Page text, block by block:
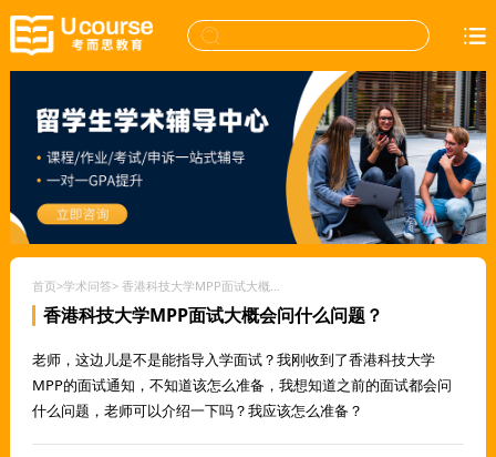
首页>学术问答> 香港科技大学MPP面试大概会问什么问题？
香港科技大学MPP面试大概会问什么问题？
老师，这边儿是不是能指导入学面试？我刚收到了香港科技大学
MPP的面试通知，不知道该怎么准备，我想知道之前的面试都会问
什么问题，老师可以介绍一下吗？我应该怎么准备？